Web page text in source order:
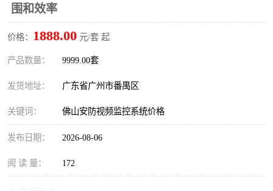
围和效率
价格： 1888.00 元/套 起
产品数量： 9999.00套
发货地址： 广东省广州市番禺区
关键词： 佛山安防视频监控系统价格
发布日期： 2026-08-06
阅 读 量： 172